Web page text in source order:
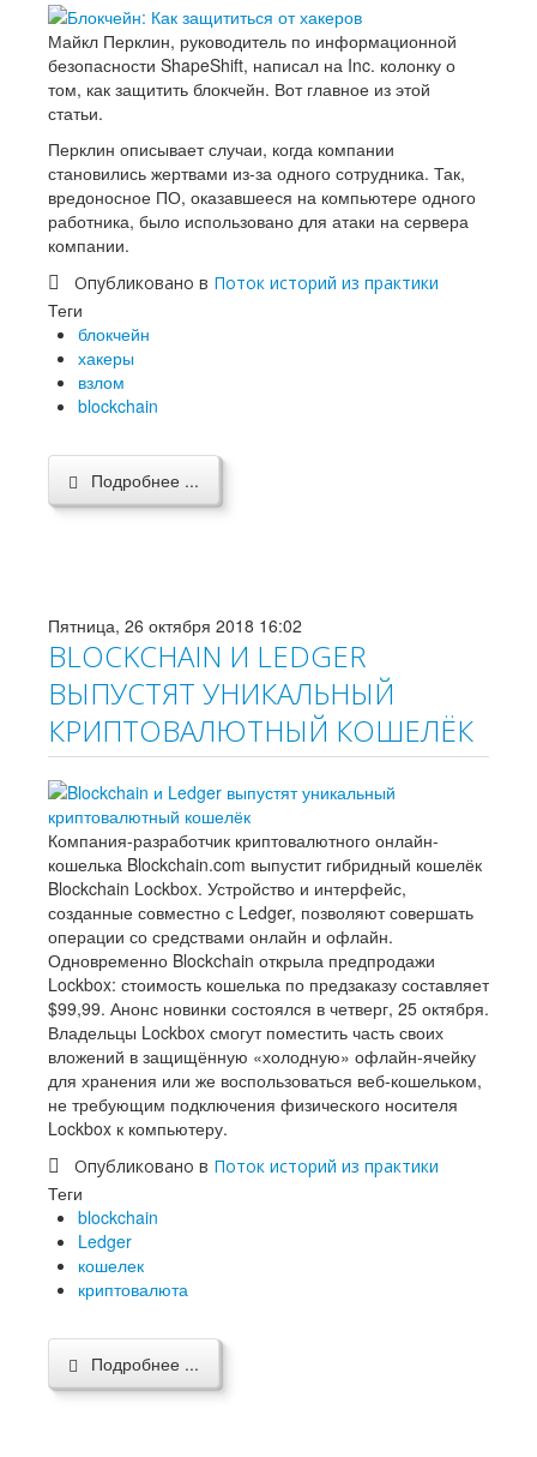
Майкл Перклин, руководитель по информационной
безопасности ShapeShift, написал на Inc. колонку о
том, как защитить блокчейн. Вот главное из этой
статьи.
Перклин описывает случаи, когда компании
становились жертвами из-за одного сотрудника. Так,
вредоносное ПО, оказавшееся на компьютере одного
работника, было использовано для атаки на сервера
компании.
Опубликовано в Поток историй из практики
Теги
блокчейн
хакеры
взлом
blockchain
Подробнее ...
Пятница, 26 октября 2018 16:02
BLOCKCHAIN И LEDGER
ВЫПУСТЯТ УНИКАЛЬНЫЙ
КРИПТОВАЛЮТНЫЙ КОШЕЛЁК
Компания-разработчик криптовалютного онлайн-
кошелька Blockchain.com выпустит гибридный кошелёк
Blockchain Lockbox. Устройство и интерфейс,
созданные совместно с Ledger, позволяют совершать
операции со средствами онлайн и офлайн.
Одновременно Blockchain открыла предпродажи
Lockbox: стоимость кошелька по предзаказу составляет
$99,99. Анонс новинки состоялся в четверг, 25 октября.
Владельцы Lockbox смогут поместить часть своих
вложений в защищённую «холодную» офлайн-ячейку
для хранения или же воспользоваться веб-кошельком,
не требующим подключения физического носителя
Lockbox к компьютеру.
Опубликовано в Поток историй из практики
Теги
blockchain
Ledger
кошелек
криптовалюта
Подробнее ...